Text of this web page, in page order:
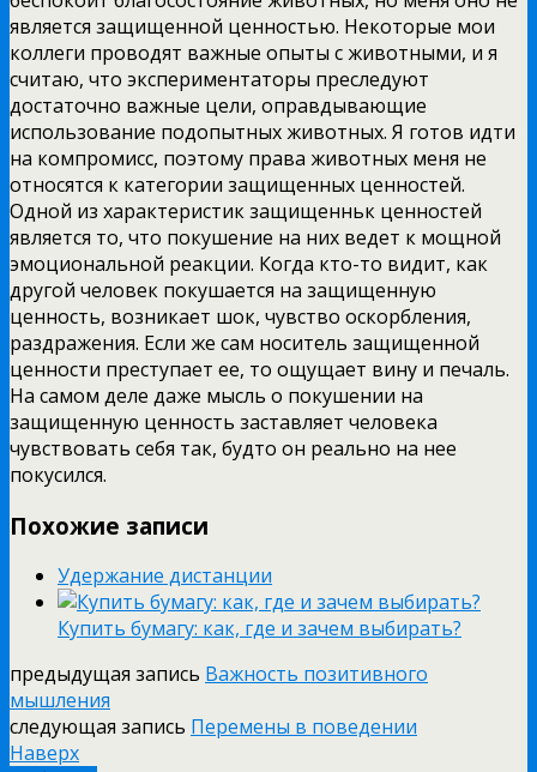
является защищенной ценностью. Некоторые мои
коллеги проводят важные опыты с животными, и я
считаю, что экспериментаторы преследуют
достаточно важные цели, оправдывающие
использование подопытных животных. Я готов идти
на компромисс, поэтому права животных меня не
относятся к категории защищенных ценностей.
Одной из характеристик защищенньк ценностей
является то, что покушение на них ведет к мощной
эмоциональной реакции. Когда кто-то видит, как
другой человек покушается на защищенную
ценность, возникает шок, чувство оскорбления,
раздражения. Если же сам носитель защищенной
ценности преступает ее, то ощущает вину и печаль.
На самом деле даже мысль о покушении на
защищенную ценность заставляет человека
чувствовать себя так, будто он реально на нее
покусился.
Похожие записи
Удержание дистанции
Купить бумагу: как, где и зачем выбирать?
предыдущая запись Важность позитивного
мышления
следующая запись Перемены в поведении
Наверх